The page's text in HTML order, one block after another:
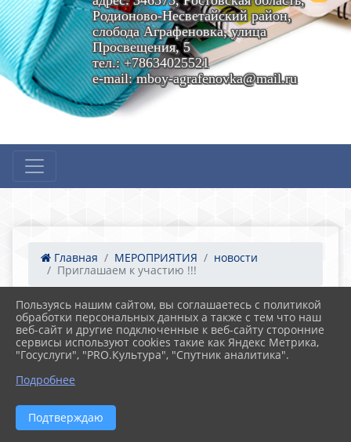
Родионово-Несветайский район,
слобода Аграфеновка, улица
Просвещения, 5
тел.: +78634025521
e-mail: mboy-agrafenovka@mail.ru
Главная МЕРОПРИЯТИЯ
новости
Приглашаем к участию !!!
07.02.2025 11:27 14
Приглашаем к участию !!!
Пользуясь нашим сайтом, вы соглашаетесь с политикой
обработки персональных данных а также с тем что наш
веб-сайт и другие подключенные к веб-сайту сторонние
сервисы используют cookies такие как Яндекс Метрика,
"Госуслуги", "PRO.Культура", "Спутник аналитика".
Подробнее
Подтверждаю